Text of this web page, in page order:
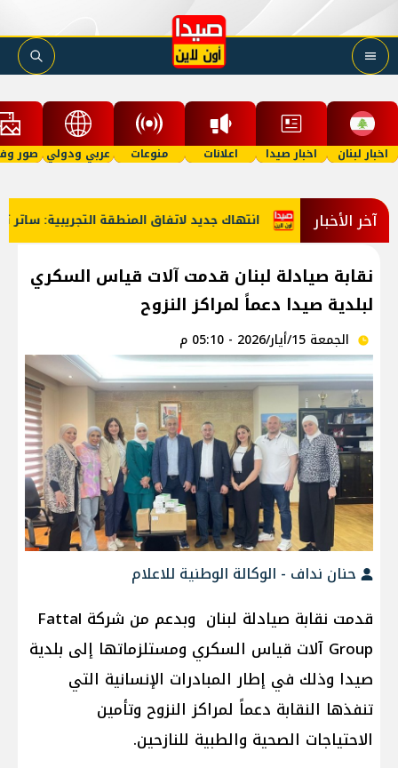
اخبار لبنان اخبار صيدا اعلانات منوعات عربي ودولي صور
آخر الأخبار انتهاك جديد لاتفاق المنطقة التجريبية: ساتر
نقابة صيادلة لبنان قدمت آلات قياس السكري
لبلدية صيدا دعماً لمراكز النزوح
الجمعة 15/أيار/2026 - 05:10 م
حنان نداف - الوكالة الوطنية للاعلام
قدمت نقابة صيادلة لبنان وبدعم من شركة Fattal
Group آلات قياس السكري ومستلزماتها إلى بلدية
صيدا وذلك في إطار المبادرات الإنسانية التي
تنفذها النقابة دعماً لمراكز النزوح وتأمين
الاحتياجات الصحية والطبية للنازحين.